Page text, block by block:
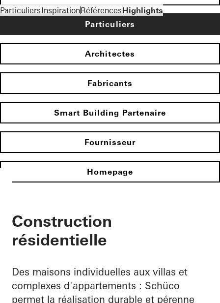
ParticuliersInspirationRéférencesHighlights
Particuliers
Architectes
Fabricants
Smart Building Partenaire
Fournisseur
Homepage
Construction
résidentielle
Des maisons individuelles aux villas et
complexes d'appartements : Schüco
permet la réalisation durable et pérenne